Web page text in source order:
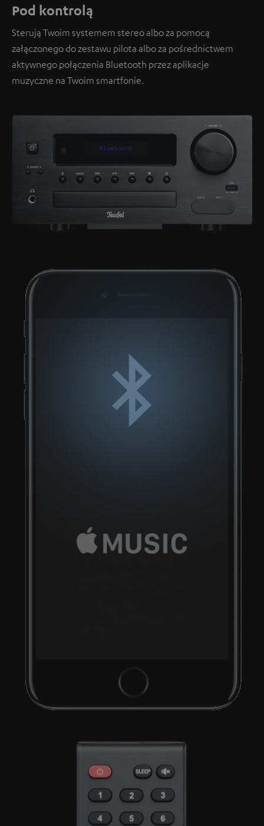
Pod kontrolą
Sterują Twoim systemem stereo albo za pomocą
załączonego do zestawu pilota albo za pośrednictwem
aktywnego połączenia Bluetooth przez aplikacje
muzyczne na Twoim smartfonie.